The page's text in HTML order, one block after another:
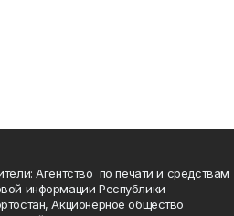
Агентство по печати и средствам
информации Республики
Акционерное общество